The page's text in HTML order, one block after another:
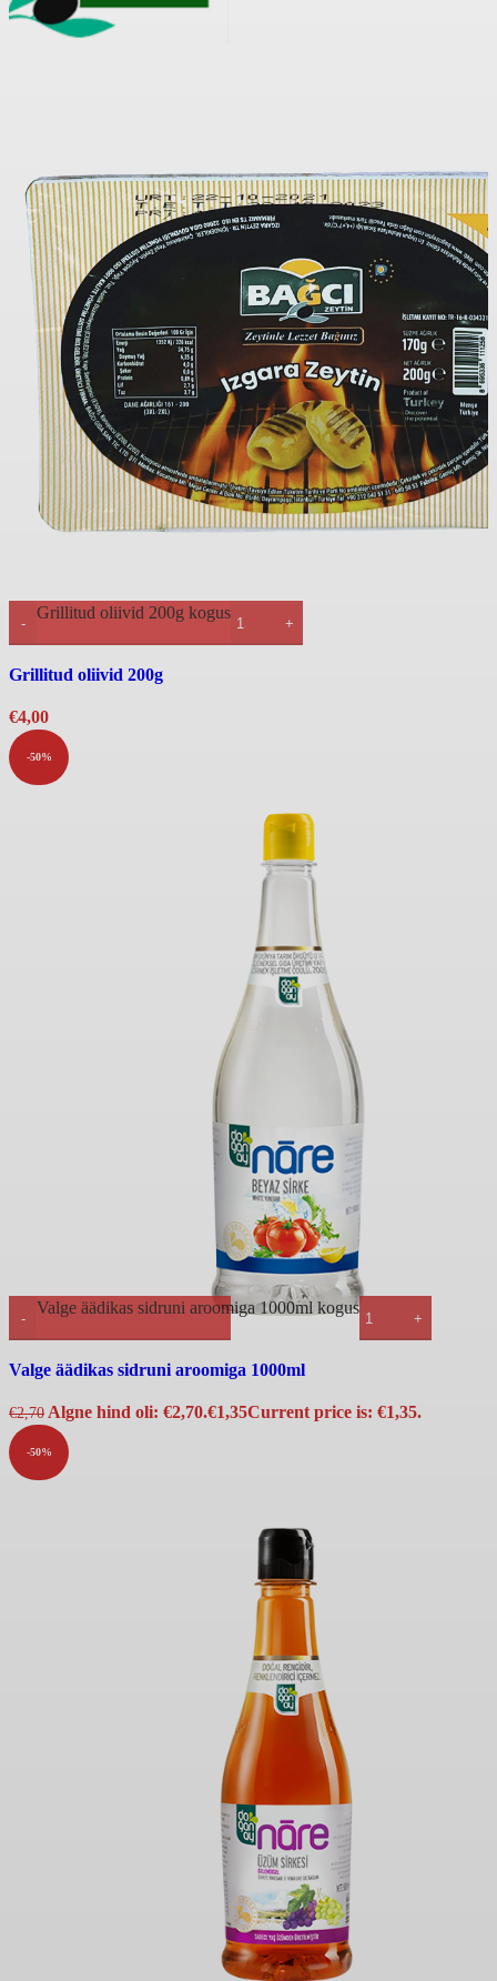
Grillitud oliivid 200g kogus
Grillitud oliivid 200g
€4,00
-50%
Valge äädikas sidruni aroomiga 1000ml kogus
Valge äädikas sidruni aroomiga 1000ml
€2,70Algne hind oli: €2,70.€1,35Current price is: €1,35.
-50%